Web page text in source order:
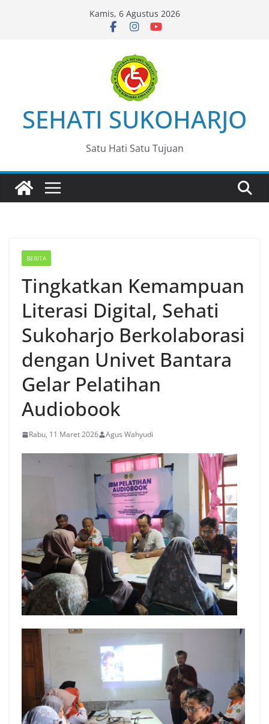
Kamis, 6 Agustus 2026
SEHATI SUKOHARJO
Satu Hati Satu Tujuan
BERITA
Tingkatkan Kemampuan
Literasi Digital, Sehati
Sukoharjo Berkolaborasi
dengan Univet Bantara
Gelar Pelatihan
Audiobook
Rabu, 11 Maret 2026 Agus Wahyudi